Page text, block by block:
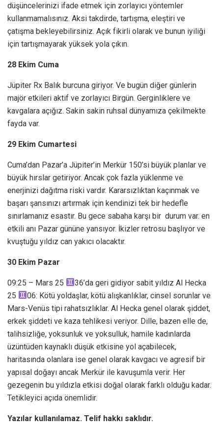
düşüncelerinizi ifade etmek için zorlayıcı yöntemler
kullanmamalısınız. Aksi takdirde, tartışma, eleştiri ve
çatışma bekleyebilirsiniz. Açık fikirli olarak ve bunun iyiliği
için tartışmayarak yüksek yola çıkın.
28 Ekim Cuma
Jüpiter Rx Balık burcuna giriyor. Ve bugün diğer günlerin
majör etkileri aktif ve zorlayıcı Birgün. Gerginliklere ve
kavgalara açığız. Sakin sakin ruhsal dünyamıza çekilmekte
fayda var.
29 Ekim Cumartesi
Cuma’dan Pazar’a Jüpiter’in Merkür 150’si büyük planlar ve
büyük hırslar getiriyor. Ancak çok fazla yüklenme ve
enerjinizi dağıtma riski vardır. Kararsızlıktan kaçınmak ve
başarı şansınızı artırmak için kendinizi tek bir hedefle
sınırlamanız esastır. Bu gece sabaha karşı bir durum var. en
etkili anı Pazar gününe yansıyor. İkizler retrosu başlıyor ve
kvuştuğu yıldız can yakıcı olacaktır.
30 Ekim Pazar
09:25 – Mars 25
36’da geri gidiyor sabit yıldız Al Hecka
25
06: Kötü yoldaşlar, kötü alışkanlıklar, cinsel sorunlar ve
Mars-Venüs tipi rahatsızlıklar. Al Hecka genel olarak şiddet,
erkek şiddeti ve kaza tehlikesi veriyor. Dille, bazen elle de,
talihsizliğe, yoksunluk ve yoksulluk, hamile kadınlarda
üzüntüden kaynaklı düşük etkisine yol açabilecek,
haritasında olanlara ise genel olarak kavgacı ve agresif bir
yapısal doğayı ancak Merkür ile kavuşumla verir. Her
gezegenin bu yıldızla etkisi doğal olarak farklı olduğu kadar.
Tetikleyici açıda önemlidir.
Yazılar kullanılamaz. Telif hakkı saklıdır.